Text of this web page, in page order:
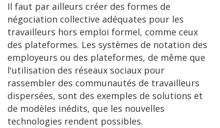
Il faut par ailleurs créer des formes de
négociation collective adéquates pour les
travailleurs hors emploi formel, comme ceux
des plateformes. Les systèmes de notation des
employeurs ou des plateformes, de même que
l'utilisation des réseaux sociaux pour
rassembler des communautés de travailleurs
dispersées, sont des exemples de solutions et
de modèles inédits, que les nouvelles
technologies rendent possibles.